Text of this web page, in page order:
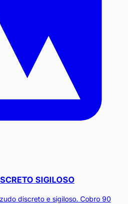
SIGILOSO
discreto e sigiloso. Cobro 90